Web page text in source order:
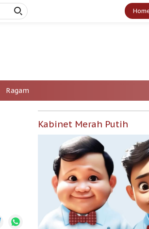
Ragam
Kabinet Merah Putih